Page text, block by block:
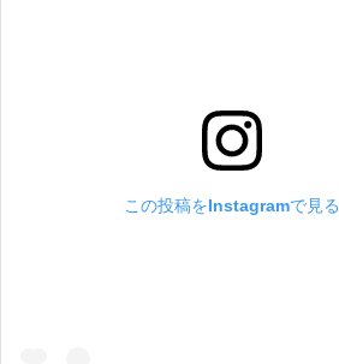
この投稿をInstagramで見る